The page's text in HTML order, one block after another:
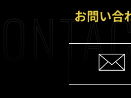
お問い合